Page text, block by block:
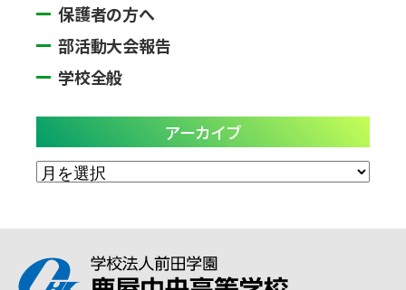
保護者の方へ
部活動大会報告
学校全般
アーカイブ
ア
ブ